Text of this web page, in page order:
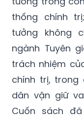
thống chính
tưởng không
ngành Tuyên
trách nhiệm
chính trị,
dân vận giữ
Cuốn sách